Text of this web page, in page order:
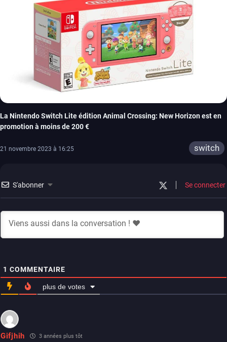
La Nintendo Switch Lite édition Animal Crossing: New Horizon est en
promotion à moins de 200 €
21 novembre 2023 à 16:25 switch
S'abonner Se connecter
1 COMMENTAIRE
plus de votes
Gifjhih 3 années plus tôt